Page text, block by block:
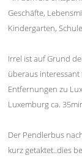
Geschäfte,
Kindergarten,
Irrel ist auf Grund
überaus
Entfernungen zu
Luxemburg ca.
Der Pendlerbus
kurz getaktet..dies